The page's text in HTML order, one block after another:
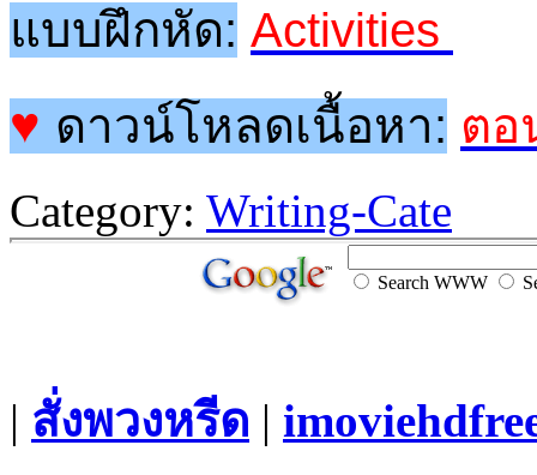
แบบฝึกหัด: Activities
♥ ดาวน์โหลดเนื้อหา: ตอ
Category: Writing-Cate
Search WWW
| สั่งพวงหรีด |